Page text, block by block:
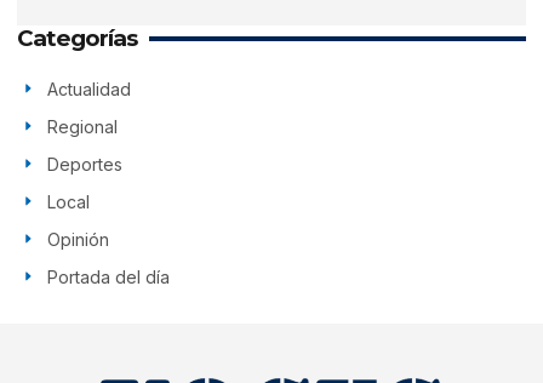
Categorías
Actualidad
Regional
Deportes
Local
Opinión
Portada del día